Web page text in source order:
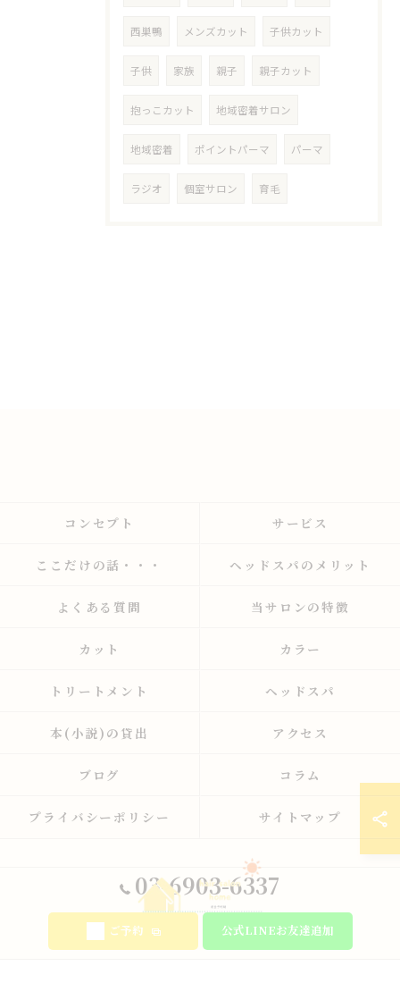
西巣鴨 メンズカット 子供カット
子供 家族 親子 親子カット
抱っこカット 地域密着サロン
地域密着 ポイントパーマ パーマ
ラジオ 個室サロン 育毛
03-6903-6337
ご予約 公式LINEお友達追加
コンセプト サービス
ここだけの話・・・ ヘッドスパのメリット
よくある質問 当サロンの特徴
カット カラー
トリートメント ヘッドスパ
本(小説)の貸出 アクセス
ブログ コラム
プライバシーポリシー サイトマップ
© 2026 東京都板橋の美容室ならhair salon home ALL RIGHTS RESERVED.